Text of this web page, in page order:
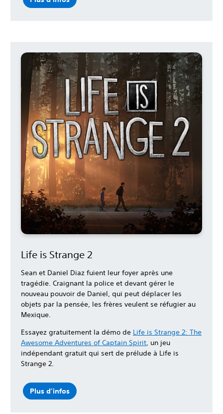
Life is Strange 2
Sean et Daniel Diaz fuient leur foyer après une
tragédie. Craignant la police et devant gérer le
nouveau pouvoir de Daniel, qui peut déplacer les
objets par la pensée, les frères veulent se réfugier au
Mexique.
Essayez gratuitement la démo de Life is Strange 2: The
Awesome Adventures of Captain Spirit, un jeu
indépendant gratuit qui sert de prélude à Life is
Strange 2.
Plus d'infos